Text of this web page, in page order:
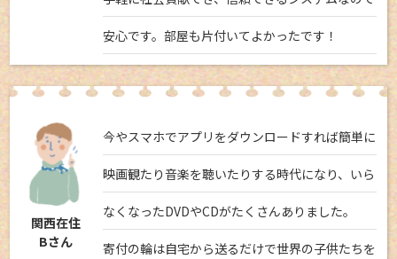
安心です。部屋も片付いてよかったです！
関西在住
Bさん
今やスマホでアプリをダウンロードすれば簡単に
映画観たり音楽を聴いたりする時代になり、いら
なくなったDVDやCDがたくさんありました。
寄付の輪は自宅から送るだけで世界の子供たちを